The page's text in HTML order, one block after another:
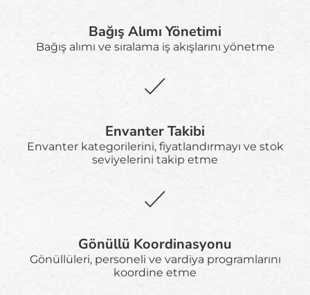
Bağış Alımı Yönetimi
Bağış alımı ve sıralama iş akışlarını yönetme
Envanter Takibi
Envanter kategorilerini, fiyatlandırmayı ve stok
seviyelerini takip etme
Gönüllü Koordinasyonu
Gönüllüleri, personeli ve vardiya programlarını
koordine etme